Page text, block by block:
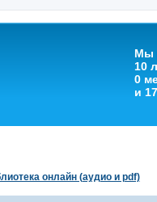
Мы
10
0
и
онлайн (аудио и pdf)